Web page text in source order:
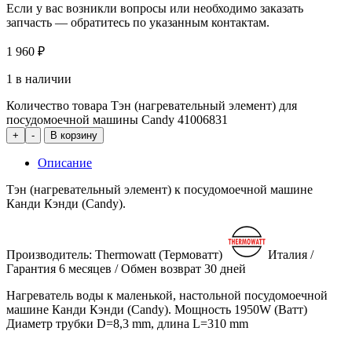
Если у вас возникли вопросы или необходимо заказать
запчасть — обратитесь по указанным контактам.
1 960 ₽
1 в наличии
Количество товара Тэн (нагревательный элемент) для
посудомоечной машины Candy 41006831
+ - В корзину
Описание
Тэн (нагревательный элемент) к посудомоечной машине
Канди Кэнди (Candy).
Производитель: Thermowatt (Термоватт)
Италия /
Гарантия 6 месяцев / Обмен возврат 30 дней
Нагреватель воды к маленькой, настольной посудомоечной
машине Канди Кэнди (Candy). Мощность 1950W (Ватт)
Диаметр трубки D=8,3 mm, длина L=310 mm